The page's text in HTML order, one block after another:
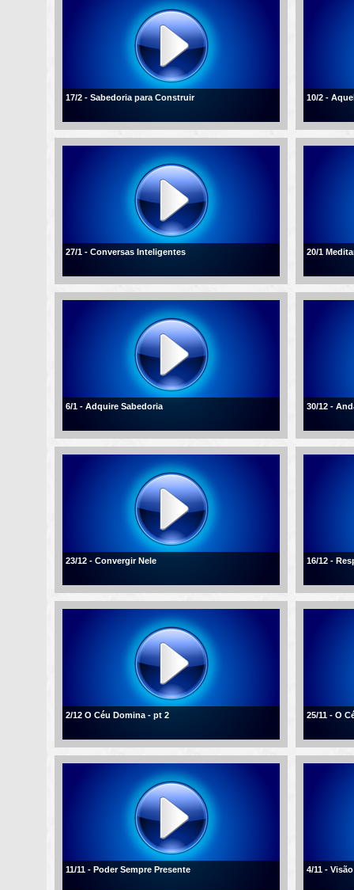
17/2 - Sabedoria para Construir 10/2 -
27/1 - Conversas Inteligentes 20/1
6/1 - Adquire Sabedoria 30/12 -
23/12 - Convergir Nele 16/12 -
2/12 O Céu Domina - pt 2 25/11 - O
11/11 - Poder Sempre Presente 4/11 -